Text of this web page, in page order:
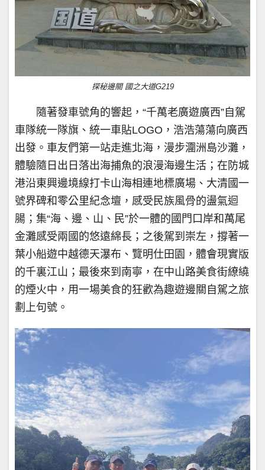
探秘邊關 國之大道G219
隨著發車號角的響起，“千萬老廣遊廣西”自駕
車隊統一隊旗、統一車貼LOGO，浩浩蕩蕩向廣西
出發。車友們第一站走進北海，漫步潿洲島沙灘，
體驗隨日出日落出海捕魚的浪漫海邊生活；在防城
港沿東興邊境線打卡山海相連地標廣場、大清國一
號界碑和零公里紀念壇，感受民族風骨的盪氣迴
腸；集“海、邊、山、民”於一體的國門口岸和萬尾
金灘感受兩國的悠遠綿長；之後駕到崇左，撐著一
葉小船遊中越德天瀑布、覽明仕田園，體會現實版
的千裏江山；最後來到南寧，在中山路美食街繚繞
的煙火中，用一場美食的狂歡為趣遊邊關自駕之旅
劃上句號。